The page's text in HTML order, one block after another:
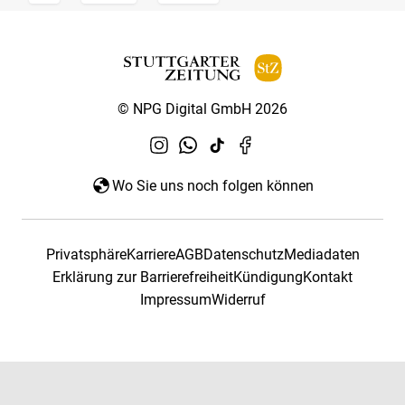
© NPG Digital GmbH 2026
Wo Sie uns noch folgen können
PrivatsphäreKarriereAGBDatenschutzMediadaten
Erklärung zur BarrierefreiheitKündigungKontakt
ImpressumWiderruf